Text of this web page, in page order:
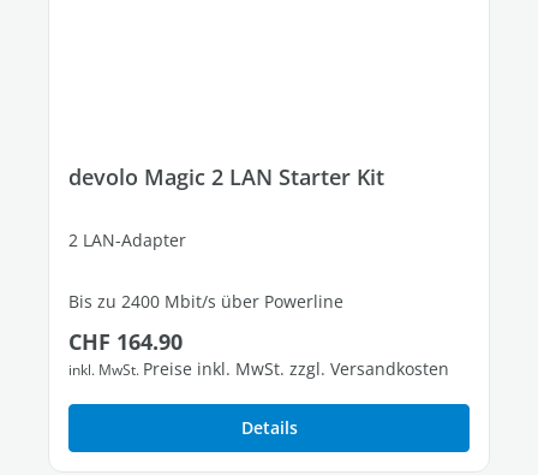
devolo Magic 2 LAN Starter Kit
2 LAN-Adapter
Bis zu 2400 Mbit/s über Powerline
1 freier Gigabit-LAN-Port
Regulärer Preis:
CHF 164.90
inkl. MwSt. Preise inkl. MwSt. zzgl. Versandkosten
Details